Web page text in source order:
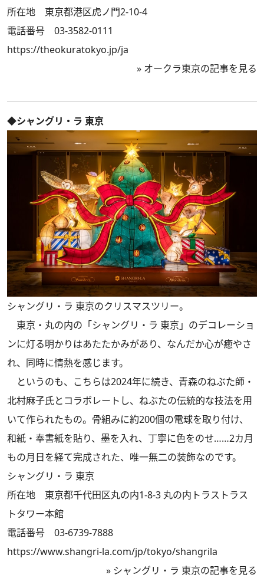
所在地 東京都港区虎ノ門2-10-4
電話番号 03-3582-0111
https://theokuratokyo.jp/ja
» オークラ東京の記事を見る
◆シャングリ・ラ 東京
シャングリ・ラ 東京のクリスマスツリー。
東京・丸の内の「シャングリ・ラ 東京」のデコレーショ
ンに灯る明かりはあたたかみがあり、なんだか心が癒やさ
れ、同時に情熱を感じます。
というのも、こちらは2024年に続き、青森のねぶた師・
北村麻子氏とコラボレートし、ねぶたの伝統的な技法を用
いて作られたもの。骨組みに約200個の電球を取り付け、
和紙・奉書紙を貼り、墨を入れ、丁寧に色をのせ……2カ月
もの月日を経て完成された、唯一無二の装飾なのです。
シャングリ・ラ 東京
所在地 東京都千代田区丸の内1-8-3 丸の内トラストラス
トタワー本館
電話番号 03-6739-7888
https://www.shangri-la.com/jp/tokyo/shangrila
» シャングリ・ラ 東京の記事を見る